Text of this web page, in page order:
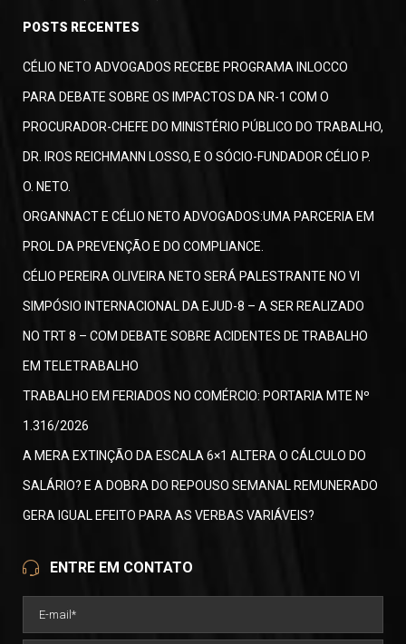
POSTS RECENTES
CÉLIO NETO ADVOGADOS RECEBE PROGRAMA INLOCCO
PARA DEBATE SOBRE OS IMPACTOS DA NR-1 COM O
PROCURADOR-CHEFE DO MINISTÉRIO PÚBLICO DO TRABALHO,
DR. IROS REICHMANN LOSSO, E O SÓCIO-FUNDADOR CÉLIO P.
O. NETO.
ORGANNACT E CÉLIO NETO ADVOGADOS:UMA PARCERIA EM
PROL DA PREVENÇÃO E DO COMPLIANCE.
CÉLIO PEREIRA OLIVEIRA NETO SERÁ PALESTRANTE NO VI
SIMPÓSIO INTERNACIONAL DA EJUD-8 – A SER REALIZADO
NO TRT 8 – COM DEBATE SOBRE ACIDENTES DE TRABALHO
EM TELETRABALHO
TRABALHO EM FERIADOS NO COMÉRCIO: PORTARIA MTE Nº
1.316/2026
A MERA EXTINÇÃO DA ESCALA 6×1 ALTERA O CÁLCULO DO
SALÁRIO? E A DOBRA DO REPOUSO SEMANAL REMUNERADO
GERA IGUAL EFEITO PARA AS VERBAS VARIÁVEIS?
ENTRE EM CONTATO